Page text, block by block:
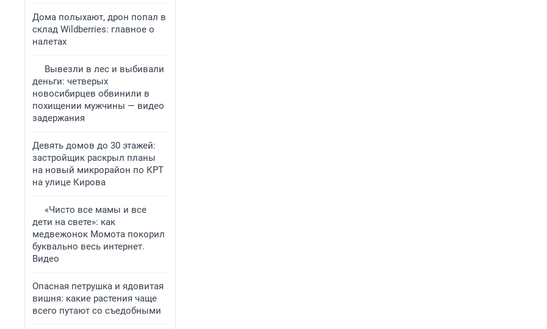
Дома полыхают, дрон попал в
склад Wildberries: главное о
налетах
Вывезли в лес и выбивали
деньги: четверых
новосибирцев обвинили в
похищении мужчины — видео
задержания
Девять домов до 30 этажей:
застройщик раскрыл планы
на новый микрорайон по КРТ
на улице Кирова
«Чисто все мамы и все
дети на свете»: как
медвежонок Момота покорил
буквально весь интернет.
Видео
Опасная петрушка и ядовитая
вишня: какие растения чаще
всего путают со съедобными